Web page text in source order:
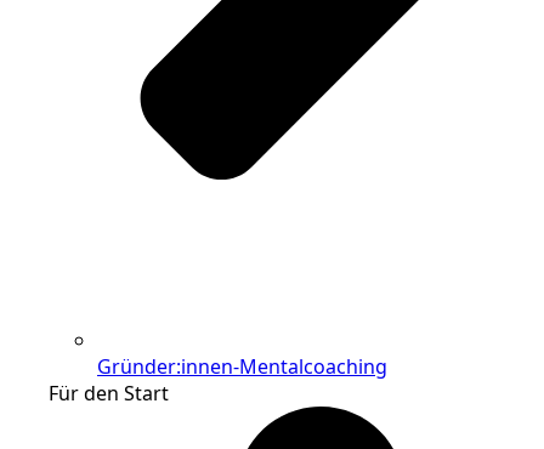
Gründer:innen-Mentalcoaching
Für den Start